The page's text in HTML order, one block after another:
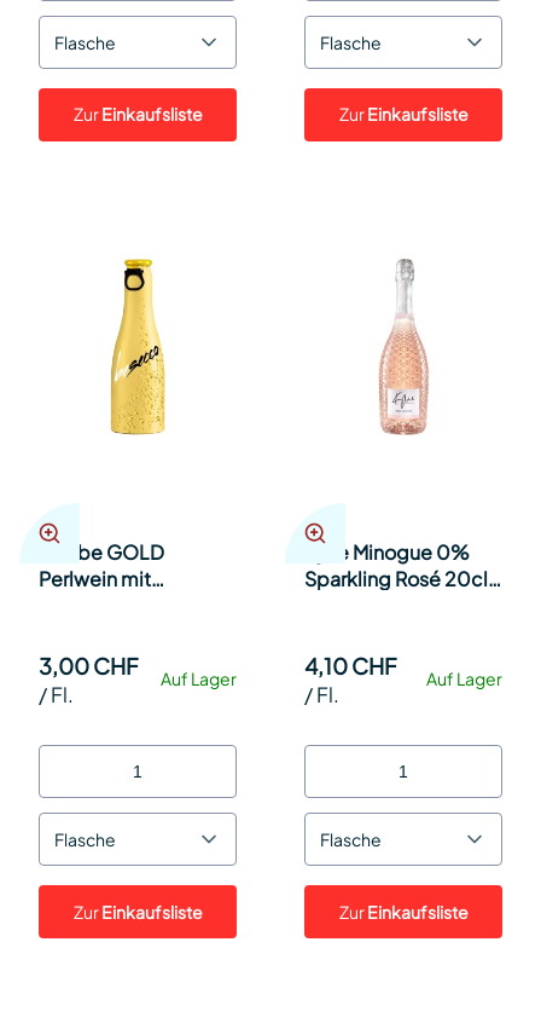
Flasche
ZurEinkaufsliste
Flasche
ZurEinkaufsliste
Just be GOLD
Perlwein mit
Auf Lager
3,00 CHF
/Fl.
Flasche
ZurEinkaufsliste
Kylie Minogue 0%
Sparkling Rosé 20cl
Auf Lager
4,10 CHF
/Fl.
Flasche
ZurEinkaufsliste